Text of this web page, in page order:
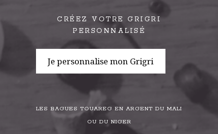
CRÉEZ VOTRE GRIGRI
PERSONNALISÉ
Je personnalise mon Grigri
LES BAGUES TOUAREG EN ARGENT DU MALI
OU DU NIGER